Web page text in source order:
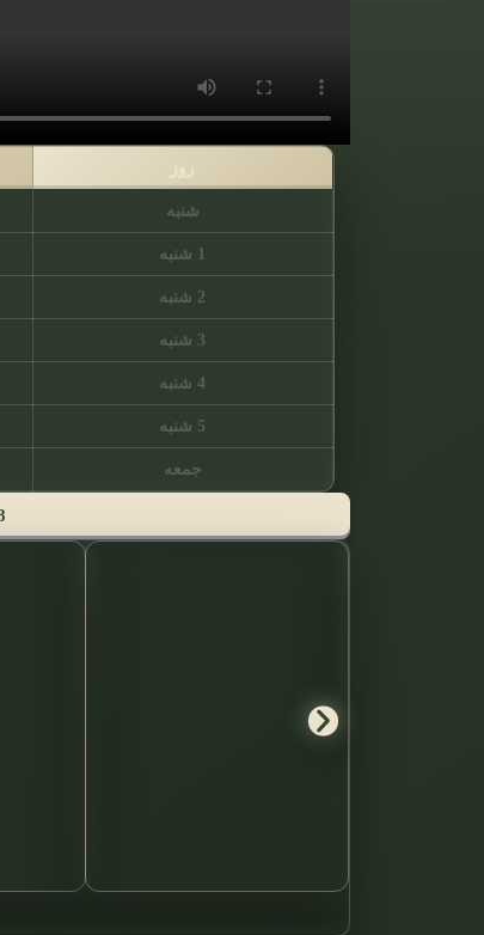
شنبه
1 شنبه
2 شنبه
3 شنبه
4 شنبه
5 شنبه
جمعه